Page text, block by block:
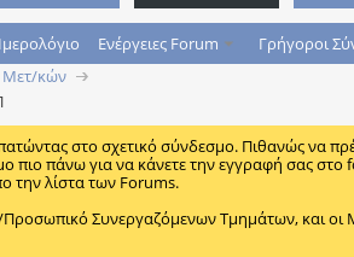
Ενέργειες Forum Γρήγοροι
Μετ/κών
στο σχετικό σύνδεσμο. Πιθανώς να
πιο πάνω για να κάνετε την εγγραφή σας στο
την λίστα των Forums.
Συνεργαζόμενων Τμημάτων, και οι